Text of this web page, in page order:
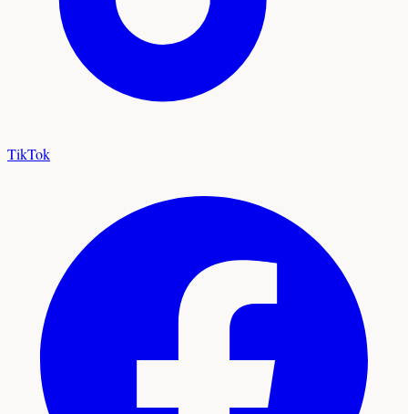
TikTok